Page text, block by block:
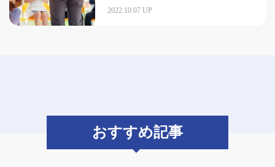
りも成功の鍵
2022.10.07 UP
おすすめ記事